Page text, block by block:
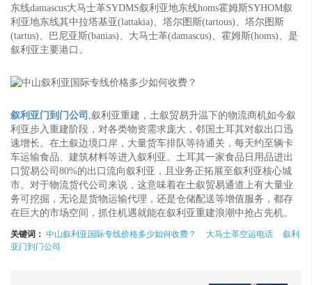
东线damascus大马士革SYDMS叙利亚地东线homs霍姆斯SYHOM叙
利亚地东线其中拉塔基亚(lattakia)、塔尔图斯(tartous)、塔尔图斯
(tartus)、巴尼亚斯(banias)、大马士革(damascus)、霍姆斯(homs)、是
叙利亚主要港口。
叙利亚门到门公司 ,叙利亚重建，土叙贸易升温下的物流商机如今叙
利亚步入重建阶段，对各类物资需求庞大，邻国土耳其对叙出口迅
速增长。在土叙边境口岸，大量货车排队等待通关，每天约至辆卡
车运输食品、建筑材料等进入叙利亚。土耳其一家食品日用品进出
口贸易公司80%的出口流向叙利亚，且业务正拓展至叙利亚核心城
市。对于物流货代公司来说，这意味着在土叙贸易通道上有大量业
务可挖掘，无论是货物运输代理，还是仓储配送等增值服务，都存
在巨大的市场空间，抓住机遇就能在叙利亚重建浪潮中抢占先机。
关键词： 中山叙利亚国际专线价格多少如何收费？ 大马士革空运电话
叙利
亚门到门公司